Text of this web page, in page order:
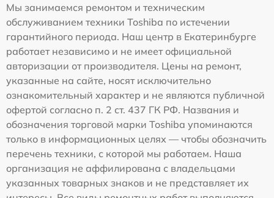
Мы занимаемся ремонтом и техническим
обслуживанием техники Toshiba по истечении
гарантийного периода. Наш центр в Екатеринбурге
работает независимо и не имеет официальной
авторизации от производителя. Цены на ремонт,
указанные на сайте, носят исключительно
ознакомительный характер и не являются публичной
офертой согласно п. 2 ст. 437 ГК РФ. Названия и
обозначения торговой марки Toshiba упоминаются
только в информационных целях — чтобы обозначить
перечень техники, с которой мы работаем. Наша
организация не аффилирована с владельцами
указанных товарных знаков и не представляет их